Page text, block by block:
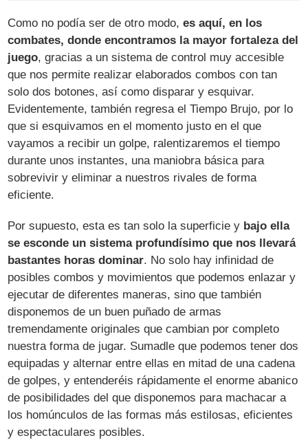
Como no podía ser de otro modo,es aquí, en los
combates, donde encontramos la mayor fortaleza del
juego, gracias a un sistema de control muy accesible
que nos permite realizar elaborados combos con tan
solo dos botones, así como disparar y esquivar.
Evidentemente, también regresa el Tiempo Brujo, por lo
que si esquivamos en el momento justo en el que
vayamos a recibir un golpe, ralentizaremos el tiempo
durante unos instantes, una maniobra básica para
sobrevivir y eliminar a nuestros rivales de forma
eficiente.
Por supuesto, esta es tan solo la superficie y bajo ella
se esconde un sistema profundísimo que nos llevará
bastantes horas dominar. No solo hay infinidad de
posibles combos y movimientos que podemos enlazar y
ejecutar de diferentes maneras, sino que también
disponemos de un buen puñado de armas
tremendamente originales que cambian por completo
nuestra forma de jugar. Sumadle que podemos tener dos
equipadas y alternar entre ellas en mitad de una cadena
de golpes, y entenderéis rápidamente el enorme abanico
de posibilidades del que disponemos para machacar a
los homúnculos de las formas más estilosas, eficientes
y espectaculares posibles.